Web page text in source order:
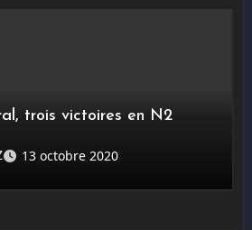
trois victoires en N2
13 octobre 2020